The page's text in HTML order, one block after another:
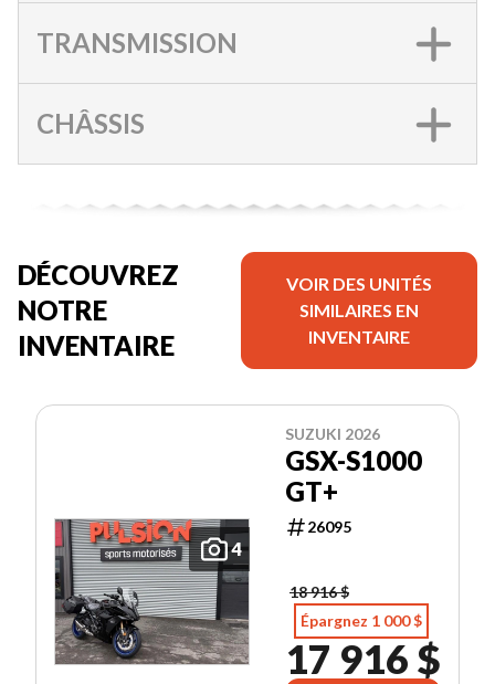
TRANSMISSION
CHÂSSIS
DÉCOUVREZ
NOTRE
INVENTAIRE
VOIR DES UNITÉS
SIMILAIRES EN
INVENTAIRE
4
SUZUKI 2026
GSX-S1000
GT+
26095
18 916 $
Épargnez 1 000 $
17 916 $